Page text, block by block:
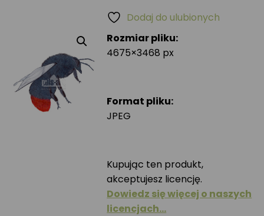
Rozmiar pliku:
4675×3468 px
Format pliku:
JPEG
Kupując ten produkt,
akceptujesz licencję.
Dowiedz się więcej o naszych
licencjach…
Dodaj do ulubionych